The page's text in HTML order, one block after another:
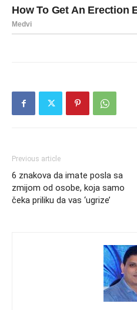
Previous article
6 znakova da imate posla sa
zmijom od osobe, koja samo
čeka priliku da vas ‘ugrize’